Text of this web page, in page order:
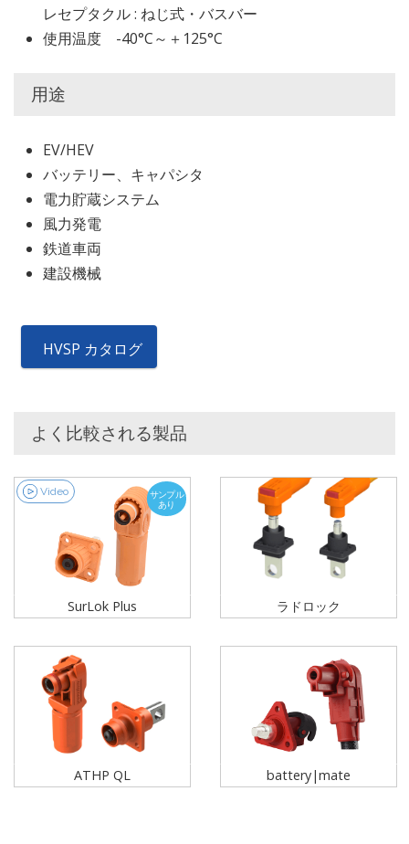
レセプタクル : ねじ式・バスバー
使用温度 -40°C～＋125°C
用途
EV/HEV
バッテリー、キャパシタ
電力貯蔵システム
風力発電
鉄道車両
建設機械
HVSP カタログ
よく比較される製品
サンプル
あり
Video
SurLok Plus ラドロック
ATHP QL battery|mate